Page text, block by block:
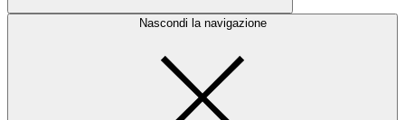
Nascondi la navigazione